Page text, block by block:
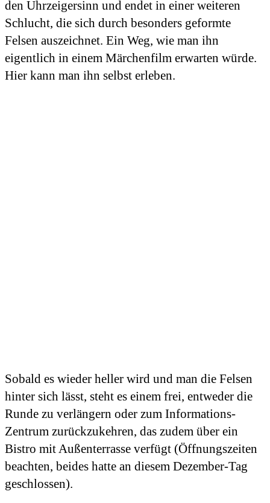
den Uhrzeigersinn und endet in einer weiteren
Schlucht, die sich durch besonders geformte
Felsen auszeichnet. Ein Weg, wie man ihn
eigentlich in einem Märchenfilm erwarten würde.
Hier kann man ihn selbst erleben.
Sobald es wieder heller wird und man die Felsen
hinter sich lässt, steht es einem frei, entweder die
Runde zu verlängern oder zum Informations-
Zentrum zurückzukehren, das zudem über ein
Bistro mit Außenterrasse verfügt (Öffnungszeiten
beachten, beides hatte an diesem Dezember-Tag
geschlossen).